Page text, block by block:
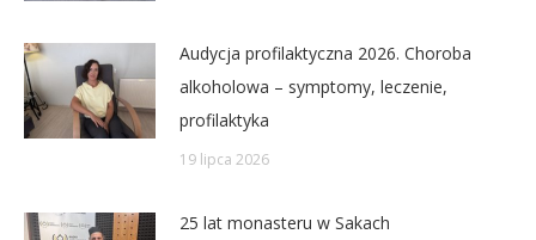
Audycja profilaktyczna 2026. Choroba
alkoholowa – symptomy, leczenie,
profilaktyka
19 lipca 2026
25 lat monasteru w Sakach